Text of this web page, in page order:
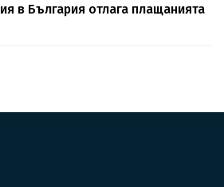
в България отлага плащанията